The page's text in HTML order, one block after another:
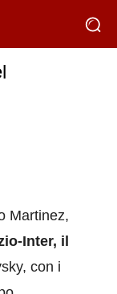
Martinez,
Inter, il
con i